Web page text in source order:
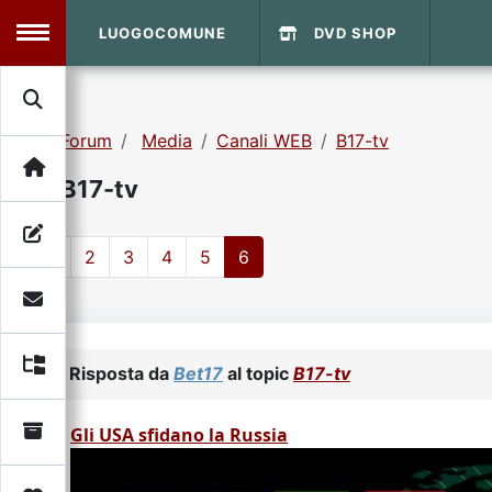
MENU
Search
DVD Shop
Info Sito
Login
Vecchio Sito
Archivio
LUOGOCOMUNE DVD SHOP
Forum Media Canali WEB B17-tv
B17-tv
2 3 4 5 6
Risposta da Bet17 al topic B17-tv
Gli USA sfidano la Russia